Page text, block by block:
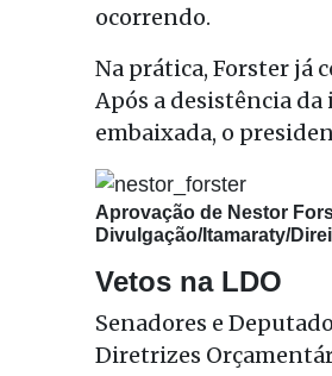
ocorrendo.
Na prática, Forster já
Após a desistência da
embaixada, o
Aprovação de Nestor
Divulgação/Itamaraty/
Vetos na LDO
Senadores e
Diretrizes